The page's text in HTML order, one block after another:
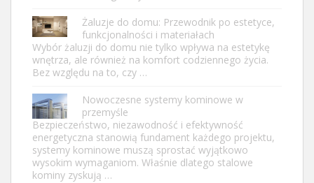
Żaluzje do domu: Przewodnik po estetyce,
funkcjonalności i materiałach
Wybór żaluzji do domu nie tylko wpływa na estetykę
wnętrza, ale również na komfort codziennego życia.
Bez względu na to, czy …
Nowoczesne systemy kominowe w
przemyśle
Bezpieczeństwo, niezawodność i efektywność
energetyczna stanowią fundament każdego projektu,
systemy kominowe muszą sprostać wyjątkowo
wysokim wymaganiom. Właśnie dlatego stalowe
kominy zyskują …